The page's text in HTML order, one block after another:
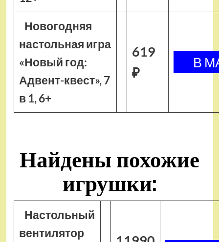
Новогодняя
настольная игра
«Новый год:
Адвент-квест», 7
в 1, 6+
619
₽
Найдены похожие
игрушки:
Настольный
вентилятор